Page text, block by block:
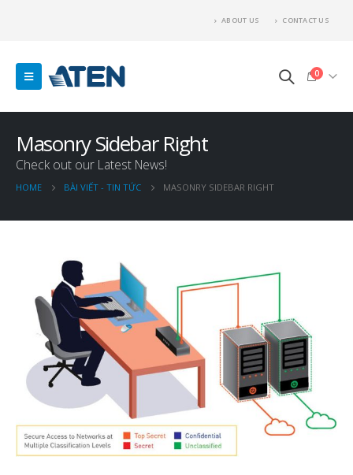
ABOUT US CONTACT US
0
Masonry Sidebar Right
Check out our Latest News!
HOME BÀI VIẾT - TIN TỨC MASONRY SIDEBAR RIGHT